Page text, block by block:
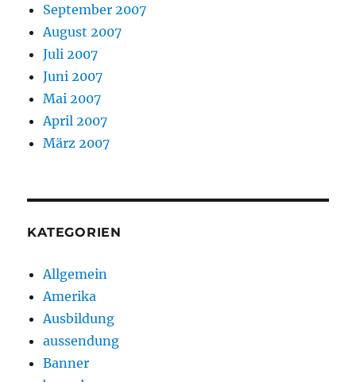
September 2007
August 2007
Juli 2007
Juni 2007
Mai 2007
April 2007
März 2007
KATEGORIEN
Allgemein
Amerika
Ausbildung
aussendung
Banner